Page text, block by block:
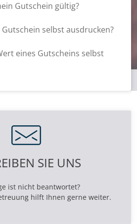
Gutschein gültig?
selbst ausdrucken?
eines Gutscheins selbst
SIE UNS
ist nicht beantwortet?
hilft Ihnen gerne weiter.